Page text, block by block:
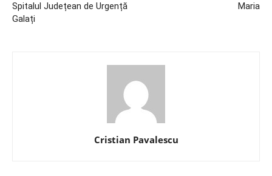
Spitalul Județean de Urgență
Galați
Maria
Cristian Pavalescu